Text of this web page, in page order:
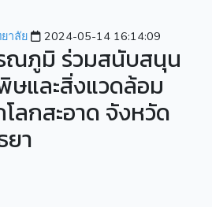
าลัย 2024-05-14 16:14:09
ณภูมิ ร่วมสนับสนุน
ษและสิ่งแวดล้อม
ลกสะอาด จังหวัด
ยา